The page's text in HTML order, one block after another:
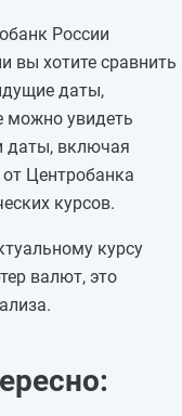
+0,0105
+0,0105
—
—
+0,2812
+0,0407
-0,0974
России
вы хотите сравнить
даты,
можно увидеть
даты, включая
Центробанка
курсов.
курсу
валют, это